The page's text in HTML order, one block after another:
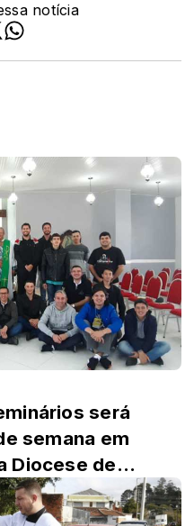
notícia
será
semana em
Diocese de